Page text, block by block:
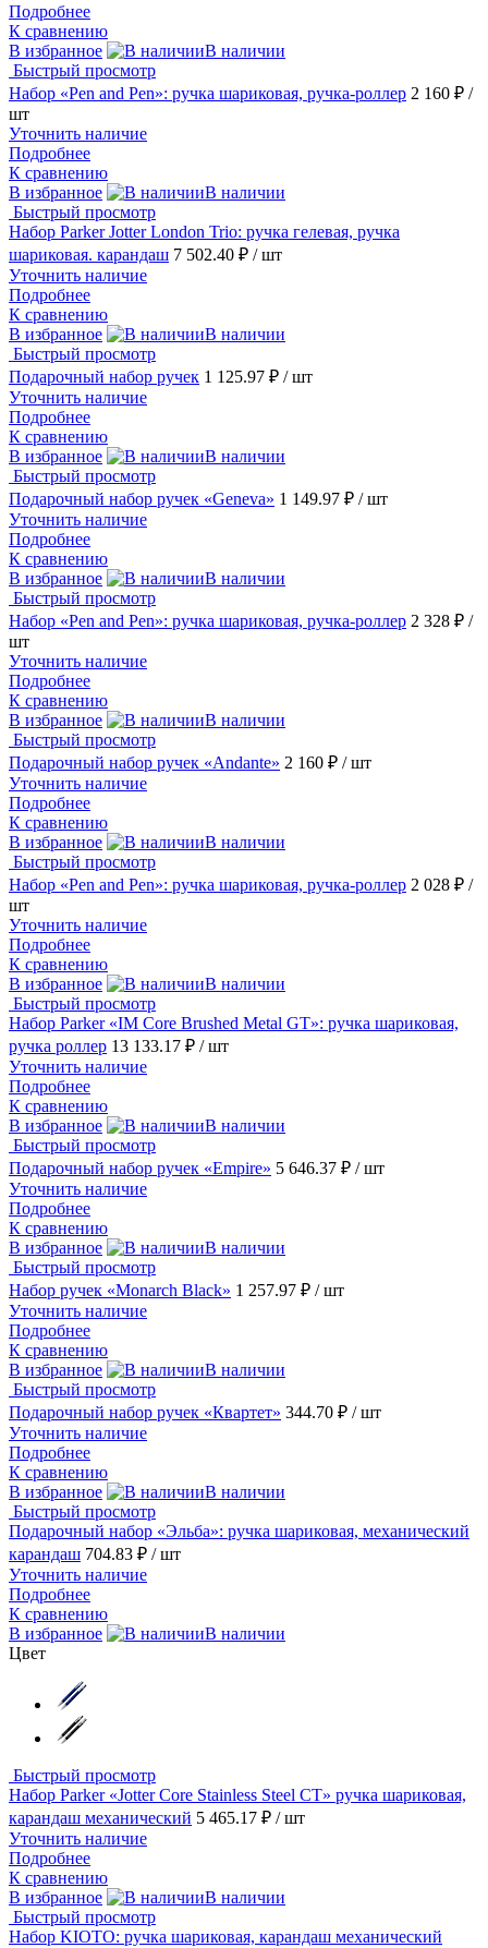
Подробнее
К сравнению
В избранное
В наличии
Быстрый просмотр
Набор «Pen and Pen»: ручка шариковая, ручка-роллер 2 160 ₽ /
шт
Уточнить наличие
Подробнее
К сравнению
В избранное
В наличии
Быстрый просмотр
Набор Parker Jotter London Trio: ручка гелевая, ручка
шариковая. карандаш 7 502.40 ₽ / шт
Уточнить наличие
Подробнее
К сравнению
В избранное
В наличии
Быстрый просмотр
Подарочный набор ручек 1 125.97 ₽ / шт
Уточнить наличие
Подробнее
К сравнению
В избранное
В наличии
Быстрый просмотр
Подарочный набор ручек «Geneva» 1 149.97 ₽ / шт
Уточнить наличие
Подробнее
К сравнению
В избранное
В наличии
Быстрый просмотр
Набор «Pen and Pen»: ручка шариковая, ручка-роллер 2 328 ₽ /
шт
Уточнить наличие
Подробнее
К сравнению
В избранное
В наличии
Быстрый просмотр
Подарочный набор ручек «Andante» 2 160 ₽ / шт
Уточнить наличие
Подробнее
К сравнению
В избранное
В наличии
Быстрый просмотр
Набор «Pen and Pen»: ручка шариковая, ручка-роллер 2 028 ₽ /
шт
Уточнить наличие
Подробнее
К сравнению
В избранное
В наличии
Быстрый просмотр
Набор Parker «IM Core Brushed Metal GT»: ручка шариковая,
ручка роллер 13 133.17 ₽ / шт
Уточнить наличие
Подробнее
К сравнению
В избранное
В наличии
Быстрый просмотр
Подарочный набор ручек «Empire» 5 646.37 ₽ / шт
Уточнить наличие
Подробнее
К сравнению
В избранное
В наличии
Быстрый просмотр
Набор ручек «Monarch Black» 1 257.97 ₽ / шт
Уточнить наличие
Подробнее
К сравнению
В избранное
В наличии
Быстрый просмотр
Подарочный набор ручек «Квартет» 344.70 ₽ / шт
Уточнить наличие
Подробнее
К сравнению
В избранное
В наличии
Быстрый просмотр
Подарочный набор «Эльба»: ручка шариковая, механический
карандаш 704.83 ₽ / шт
Уточнить наличие
Подробнее
К сравнению
В избранное
В наличии
Цвет
Быстрый просмотр
Набор Parker «Jotter Core Stainless Steel CT» ручка шариковая,
карандаш механический 5 465.17 ₽ / шт
Уточнить наличие
Подробнее
К сравнению
В избранное
В наличии
Быстрый просмотр
Набор KIOTO: ручка шариковая, карандаш механический